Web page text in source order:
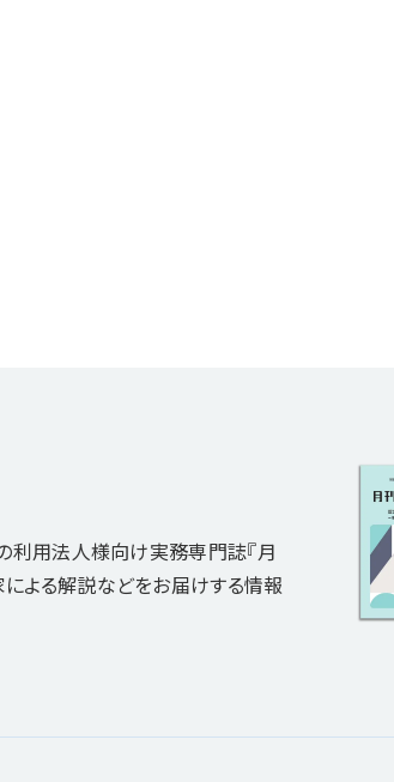
利用法人様向け実務専門誌『月
よる解説などをお届けする情報